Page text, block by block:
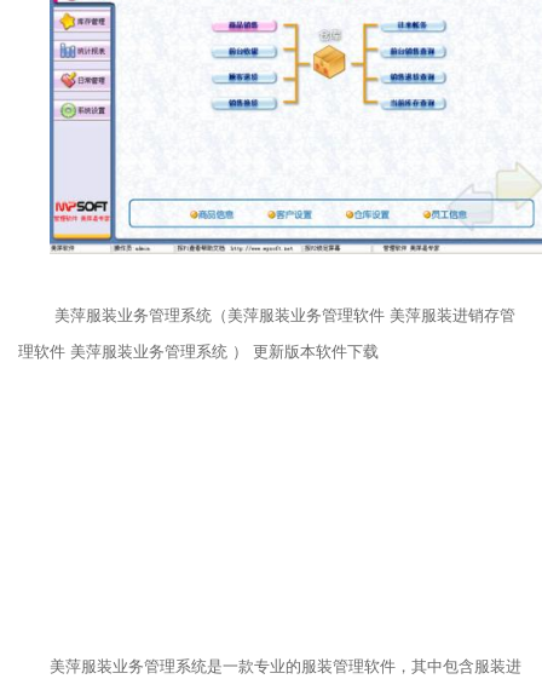
美萍服装业务管理系统（美萍服装业务管理软件 美萍服装进销存管
理软件 美萍服装业务管理系统 ） 更新版本软件下载
美萍服装业务管理系统是一款专业的服装管理软件，其中包含服装进